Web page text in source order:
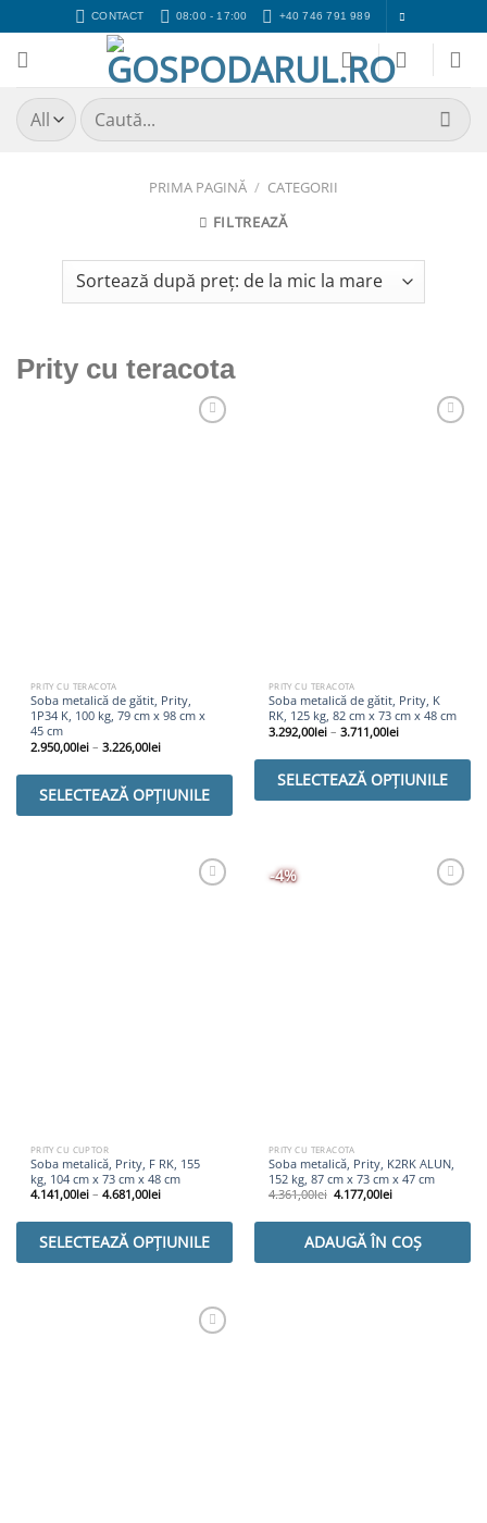
to
content
CONTACT 08:00 - 17:00 +40 746 791 989
Caută
după:
PRIMA PAGINĂ / CATEGORII
FILTREAZĂ
Prity cu teracota
PRITY CU TERACOTA
Soba metalică de gătit, Prity,
1P34 K, 100 kg, 79 cm x 98 cm x
45 cm
2.950,00lei– 3.226,00lei
SELECTEAZĂ OPȚIUNILE
PRITY CU TERACOTA
Soba metalică de gătit, Prity, K
RK, 125 kg, 82 cm x 73 cm x 48 cm
3.292,00lei– 3.711,00lei
SELECTEAZĂ OPȚIUNILE
PRITY CU CUPTOR
Soba metalică, Prity, F RK, 155
kg, 104 cm x 73 cm x 48 cm
4.141,00lei– 4.681,00lei
SELECTEAZĂ OPȚIUNILE
-4%
PRITY CU TERACOTA
Soba metalică, Prity, K2RK ALUN,
152 kg, 87 cm x 73 cm x 47 cm
4.361,00lei Prețul
inițial
fost:
4.361,00lei.
4.177,00leiPrețul
curent
4.177,00lei.
ADAUGĂ ÎN COȘ